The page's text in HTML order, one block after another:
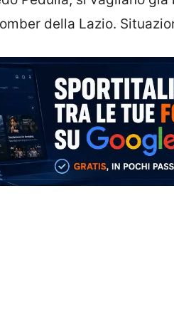
della Lazio.